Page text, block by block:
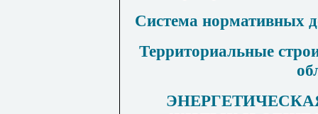
Система нормативных
Территориальные